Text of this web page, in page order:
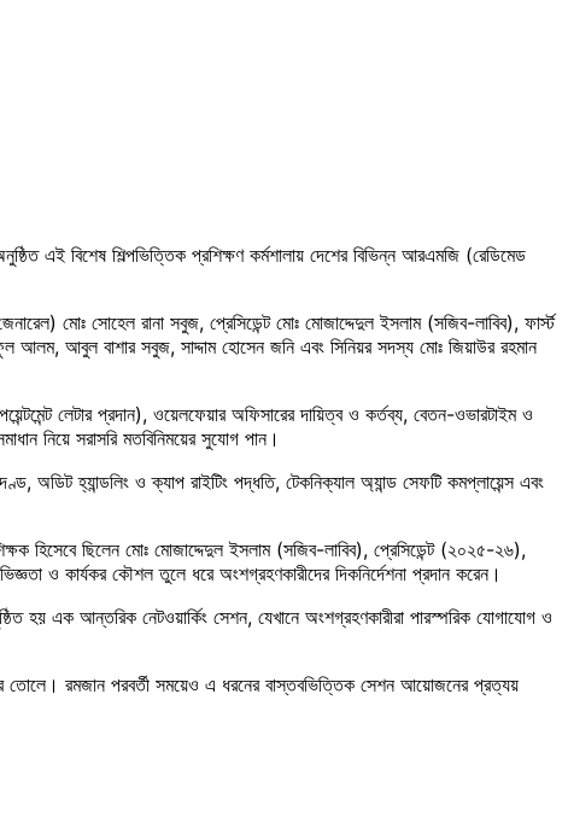
এই বিশেষ শিল্পভিত্তিক প্রশিক্ষণ কর্মশালায় দেশের বিভিন্ন আরএমজি (রেডিমেড
মোঃ সোহেল রানা সবুজ, প্রেসিডেন্ট মোঃ মোজাদ্দেদুল ইসলাম (সজিব-লাবিব), ফার্স্ট
আলম, আবুল বাশার সবুজ, সাদ্দাম হোসেন জনি এবং সিনিয়র সদস্য মোঃ জিয়াউর রহমান
লেটার প্রদান), ওয়েলফেয়ার অফিসারের দায়িত্ব ও কর্তব্য, বেতন-ওভারটাইম ও
নিয়ে সরাসরি মতবিনিময়ের সুযোগ পান।
অডিট হ্যান্ডলিং ও ক্যাপ রাইটিং পদ্ধতি, টেকনিক্যাল অ্যান্ড সেফটি কমপ্লায়েন্স এবং
হিসেবে ছিলেন মোঃ মোজাদ্দেদুল ইসলাম (সজিব-লাবিব), প্রেসিডেন্ট (২০২৫-২৬),
ও কার্যকর কৌশল তুলে ধরে অংশগ্রহণকারীদের দিকনির্দেশনা প্রদান করেন।
হয় এক আন্তরিক নেটওয়ার্কিং সেশন, যেখানে অংশগ্রহণকারীরা পারস্পরিক যোগাযোগ ও
তোলে। রমজান পরবর্তী সময়েও এ ধরনের বাস্তবভিত্তিক সেশন আয়োজনের প্রত্যয়